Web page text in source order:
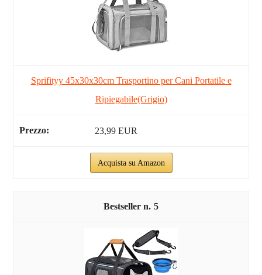
Sprifityy 45x30x30cm Trasportino per Cani Portatile e
Ripiegabile(Grigio)
23,99 EUR
Acquista su Amazon
5